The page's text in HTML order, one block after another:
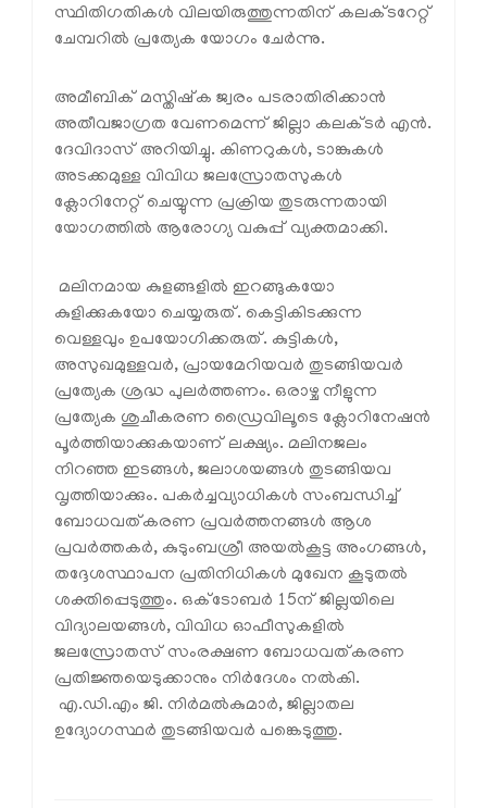
സ്ഥിതിഗതികള്‍ വിലയിരുത്തുന്നതിന് കലക്ടറേറ്റ്
ചേമ്പറില്‍ പ്രത്യേക യോഗം ചേർന്നു.
അമീബിക് മസ്തിഷ്‌ക ജ്വരം പടരാതിരിക്കാന്‍
അതീവജാഗ്രത വേണമെന്ന് ജില്ലാ കലക്ടര്‍ എന്‍.
ദേവിദാസ് അറിയിച്ചു. കിണറുകള്‍, ടാങ്കുകള്‍
അടക്കമുള്ള വിവിധ ജലസ്രോതസുകള്‍
ക്ലോറിനേറ്റ് ചെയ്യുന്ന പ്രക്രിയ തുടരുന്നതായി
യോഗത്തിൽ ആരോഗ്യ വകുപ്പ് വ്യക്തമാക്കി.
മലിനമായ കുളങ്ങളില്‍ ഇറങ്ങുകയോ
കുളിക്കുകയോ ചെയ്യരുത്. കെട്ടികിടക്കുന്ന
വെള്ളവും ഉപയോഗിക്കരുത്. കുട്ടികള്‍,
അസുഖമുള്ളവര്‍, പ്രായമേറിയവര്‍ തുടങ്ങിയവര്‍
പ്രത്യേക ശ്രദ്ധ പുലര്‍ത്തണം. ഒരാഴ്ച നീളുന്ന
പ്രത്യേക ശുചീകരണ ഡ്രൈവിലൂടെ ക്ലോറിനേഷന്‍
പൂര്‍ത്തിയാക്കുകയാണ് ലക്ഷ്യം. മലിനജലം
നിറഞ്ഞ ഇടങ്ങള്‍, ജലാശയങ്ങള്‍ തുടങ്ങിയവ
വൃത്തിയാക്കും. പകര്‍ച്ചവ്യാധികള്‍ സംബന്ധിച്ച്
ബോധവത്കരണ പ്രവര്‍ത്തനങ്ങള്‍ ആശ
പ്രവര്‍ത്തകര്‍, കുടുംബശ്രീ അയല്‍കൂട്ട അംഗങ്ങള്‍,
തദ്ദേശസ്ഥാപന പ്രതിനിധികള്‍ മുഖേന കൂടുതല്‍
ശക്തിപ്പെടുത്തും. ഒക്ടോബര്‍ 15ന് ജില്ലയിലെ
വിദ്യാലയങ്ങള്‍, വിവിധ ഓഫീസുകളില്‍
ജലസ്രോതസ് സംരക്ഷണ ബോധവത്കരണ
പ്രതിജ്ഞയെടുക്കാനും നിര്‍ദേശം നല്‍കി.
എ.ഡി.എം ജി. നിര്‍മല്‍കുമാര്‍, ജില്ലാതല
ഉദ്യോഗസ്ഥര്‍ തുടങ്ങിയവര്‍ പങ്കെടുത്തു.